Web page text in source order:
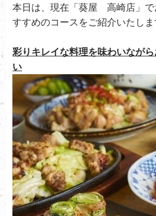
本日は、現在「葵屋 高崎店」で
すすめのコースをご紹介いたしま
彩りキレイな料理を味わいなが
い